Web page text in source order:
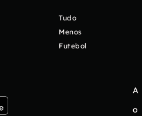
Tudo
Menos
Futebol
A
o